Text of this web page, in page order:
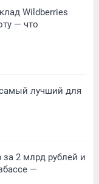
Wildberries
— что
лучший для
2 млрд рублей и
—